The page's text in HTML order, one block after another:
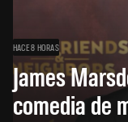
HACE 8 HORAS
James
comedia de